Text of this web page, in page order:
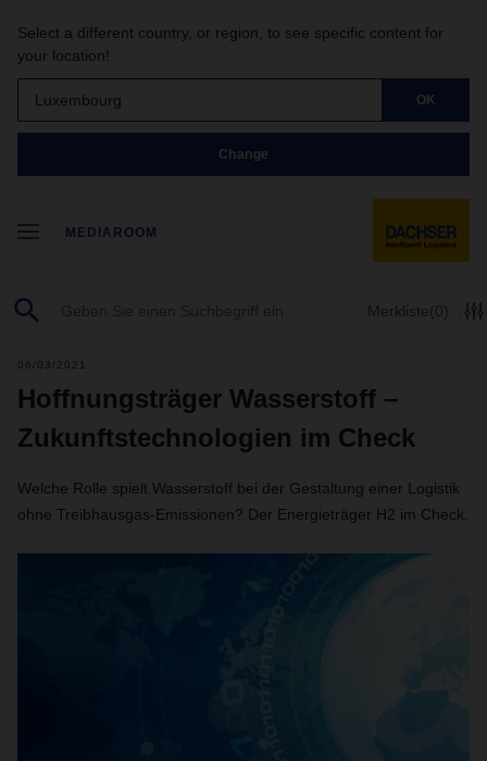
Select a different country, or region, to see specific content for
your location!
Luxembourg OK
Change
MEDIAROOM
Merkliste(0)
06/03/2021
Hoffnungsträger Wasserstoff –
Zukunftstechnologien im Check
Welche Rolle spielt Wasserstoff bei der Gestaltung einer Logistik
ohne Treibhausgas-Emissionen? Der Energieträger H2 im Check.